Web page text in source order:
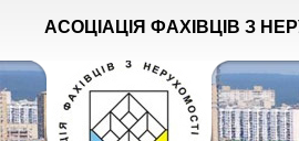
АСОЦІАЦІЯ ФАХІВЦІВ З